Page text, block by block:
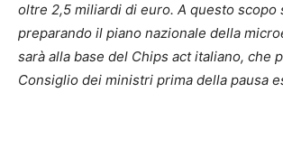
oltre 2,5 miliardi di euro. A questo scopo
preparando il piano nazionale della
sarà alla base del Chips act italiano, che
Consiglio dei ministri prima della pausa